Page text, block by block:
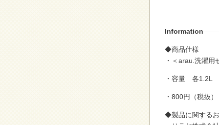
Information
◆商品仕様
・＜arau.洗濯
・容量 各1.2L
・800円（税抜）
◆製品に関する